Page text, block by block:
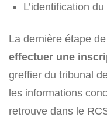
L’identification
La dernière étape
effectuer une
greffier du tribunal
les informations
retrouve dans le